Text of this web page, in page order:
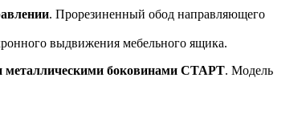
. Прорезиненный обод направляющего
выдвижения мебельного ящика.
металлическими боковинами СТАРТ. Модель